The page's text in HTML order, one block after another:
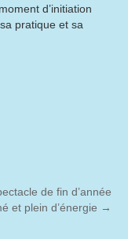
d’initiation
pratique et sa
de fin d’année
et plein d’énergie →